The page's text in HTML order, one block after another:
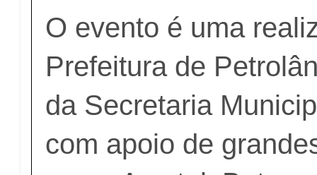
O evento é uma
Prefeitura de
da Secretaria
com apoio de